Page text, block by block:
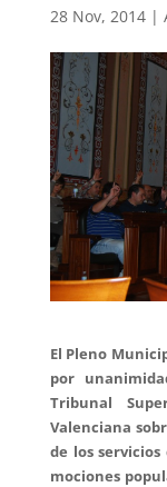
28 Nov, 2014|
El Pleno
por
Tribunal
Valenciana
de los
mociones